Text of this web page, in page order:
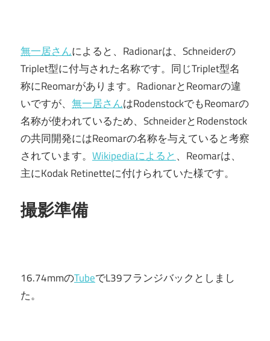
無一居さんによると、Radionarは、Schneiderの
Triplet型に付与された名称です。同じTriplet型名
称にReomarがあります。RadionarとReomarの違
いですが、 無一居さんはRodenstockでもReomarの
名称が使われているため、SchneiderとRodenstock
の共同開発にはReomarの名称を与えていると考察
されています。 Wikipediaによると、Reomarは、
主にKodak Retinetteに付けられていた様です。
撮影準備
16.74mmのTubeでL39フランジバックとしまし
た。